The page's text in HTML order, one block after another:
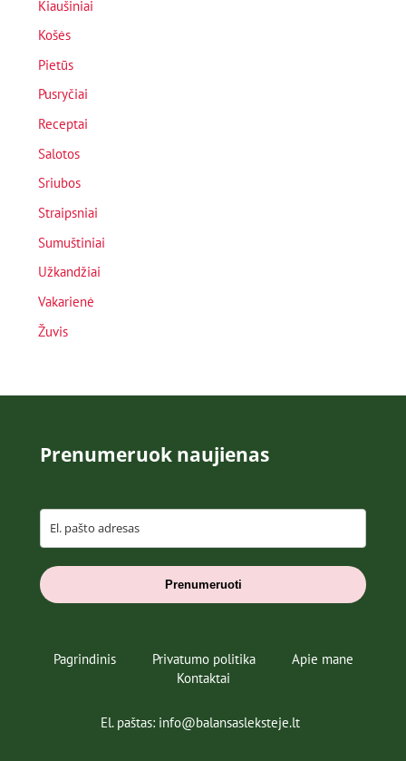
Kiaušiniai
Košės
Pietūs
Pusryčiai
Receptai
Salotos
Sriubos
Straipsniai
Sumuštiniai
Užkandžiai
Vakarienė
Žuvis
Prenumeruok naujienas
Prenumeruoti
Pagrindinis Privatumo politika
Apie mane
Kontaktai
El. paštas: info@balansasleksteje.lt